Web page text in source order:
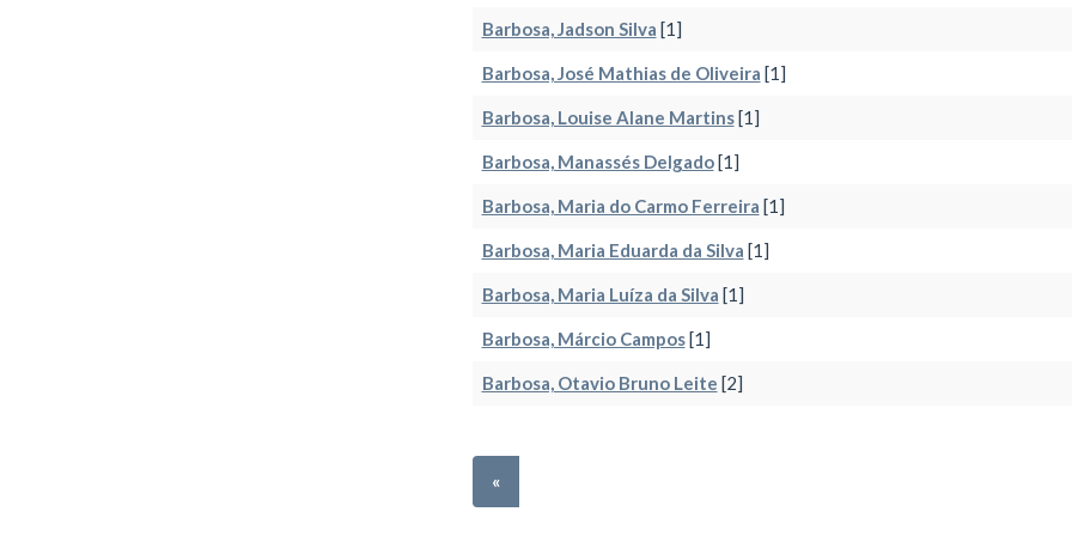
Barbosa, Jadson Silva [1]
Barbosa, José Mathias de Oliveira [1]
Barbosa, Louise Alane Martins[1]
Barbosa, Manassés Delgado[1]
Barbosa, Maria do Carmo Ferreira [1]
Barbosa, Maria Eduarda da Silva [1]
Barbosa, Maria Luíza da Silva [1]
Barbosa, Márcio Campos[1]
Barbosa, Otavio Bruno Leite [2]
«